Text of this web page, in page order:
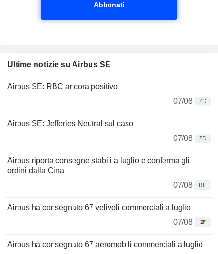
Abbonati
Ultime notizie su Airbus SE
Airbus SE: RBC ancora positivo
07/08
ZD
Airbus SE: Jefferies Neutral sul caso
07/08
ZD
Airbus riporta consegne stabili a luglio e conferma gli
ordini dalla Cina
07/08
RE
Airbus ha consegnato 67 velivoli commerciali a luglio
07/08
Airbus ha consegnato 67 aeromobili commerciali a luglio